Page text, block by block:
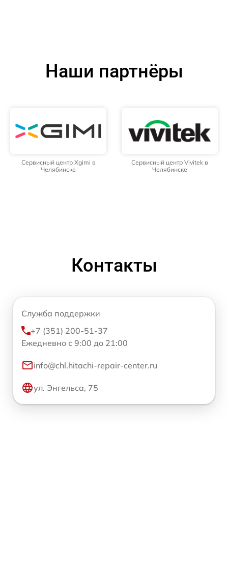
Наши партнёры
Сервисный центр Xgimi в
Челябинске
Сервисный центр Vivitek в
Челябинске
Контакты
Служба поддержки
+7 (351) 200-51-37
Ежедневно с 9:00 до 21:00
info@chl.hitachi-repair-center.ru
ул. Энгельса, 75